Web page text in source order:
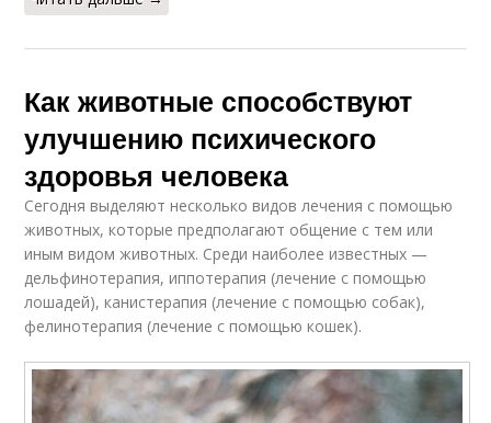
Как животные способствуют
улучшению психического
здоровья человека
Сегодня выделяют несколько видов лечения с помощью
животных, которые предполагают общение с тем или
иным видом животных. Среди наиболее известных —
дельфинотерапия, иппотерапия (лечение с помощью
лошадей), канистерапия (лечение с помощью собак),
фелинотерапия (лечение с помощью кошек).